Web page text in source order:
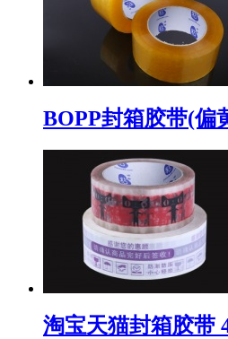
BOPP封箱胶带(偏
淘宝天猫封箱胶带